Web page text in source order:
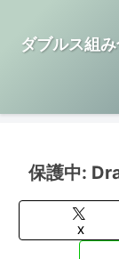
ダブルス組
保護中:
X